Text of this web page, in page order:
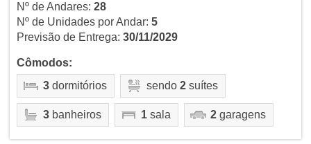
Nº de Andares: 28
Nº de Unidades por Andar: 5
Previsão de Entrega: 30/11/2029
Cômodos:
3dormitórios sendo 2suítes
3banheiros 1sala 2garagens